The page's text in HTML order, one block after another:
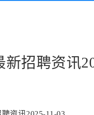
新招聘资讯